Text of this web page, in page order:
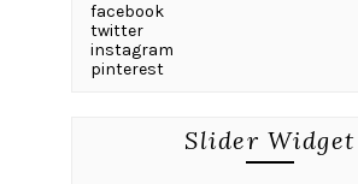
facebook
twitter
instagram
pinterest
Slider Widget